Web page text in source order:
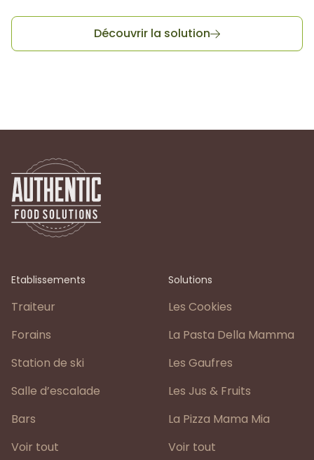
Découvrir la solution
Etablissements
Traiteur
Forains
Station de ski
Salle d’escalade
Bars
Voir tout
Solutions
Les Cookies
La Pasta Della Mamma
Les Gaufres
Les Jus & Fruits
La Pizza Mama Mia
Voir tout